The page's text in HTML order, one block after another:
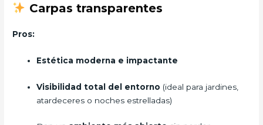
Carpas transparentes
Pros:
Estética moderna e impactante
Visibilidad total del entorno (ideal para jardines,
atardeceres o noches estrelladas)